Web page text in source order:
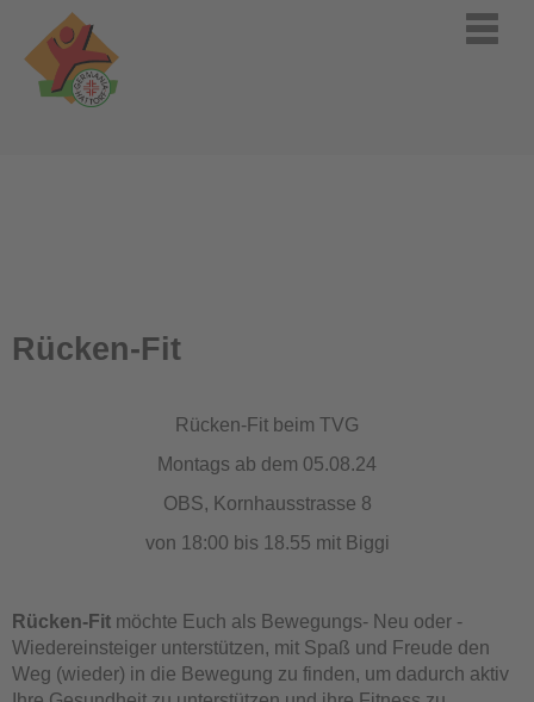
Rücken-Fit
Rücken-Fit beim TVG
Montags ab dem 05.08.24
OBS, Kornhausstrasse 8
von 18:00 bis 18.55 mit Biggi
Rücken-Fit möchte Euch als Bewegungs- Neu oder -
Wiedereinsteiger unterstützen, mit Spaß und Freude den
Weg (wieder) in die Bewegung zu finden, um dadurch aktiv